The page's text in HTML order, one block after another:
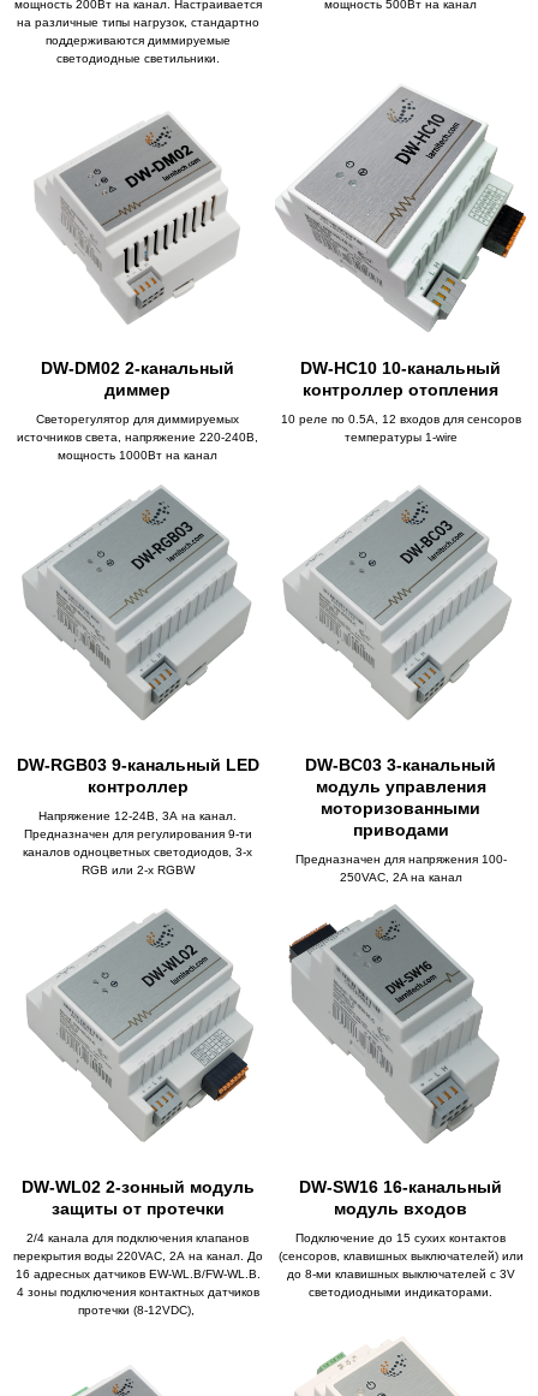
мощность 200Вт на канал. Настраивается
на различные типы нагрузок, стандартно
поддерживаются диммируемые
светодиодные светильники.
мощность 500Вт на канал
DW-DM02 2-канальный
диммер
Светорегулятор для диммируемых
источников света, напряжение 220-240В,
мощность 1000Вт на канал
DW-HC10 10-канальный
контроллер отопления
10 реле по 0.5А, 12 входов для сенсоров
температуры 1-wire
DW-RGB03 9-канальный LED
контроллер
Напряжение 12-24В, 3А на канал.
Предназначен для регулирования 9-ти
каналов одноцветных светодиодов, 3-х
RGB или 2-х RGBW
DW-BC03 3-канальный
модуль управления
моторизованными
приводами
Предназначен для напряжения 100-
250VAC, 2A на канал
DW-WL02 2-зонный модуль
защиты от протечки
2/4 канала для подключения клапанов
перекрытия воды 220VAC, 2А на канал. До
16 адресных датчиков EW-WL.B/FW-WL.B.
4 зоны подключения контактных датчиков
протечки (8-12VDC),
DW-SW16 16-канальный
модуль входов
Подключение до 15 сухих контактов
(сенсоров, клавишных выключателей) или
до 8-ми клавишных выключателей с 3V
светодиодными индикаторами.